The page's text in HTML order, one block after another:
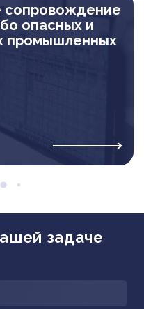
сопровождение
опасных и
промышленных
задаче